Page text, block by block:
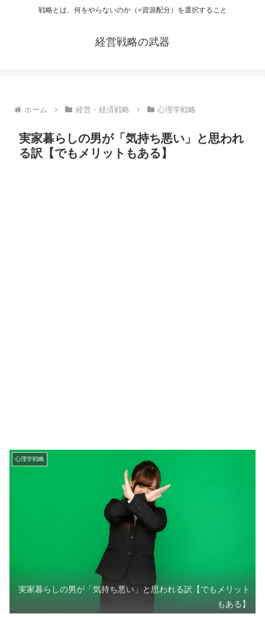
戦略とは、何をやらないのか（=資源配分）を選択すること
経営戦略の武器
ホーム 経営・経済戦略 心理学戦略
実家暮らしの男が「気持ち悪い」と思われ
る訳【でもメリットもある】
心理学戦略
実家暮らしの男が「気持ち悪い」と思われる訳【でもメリット
もある】